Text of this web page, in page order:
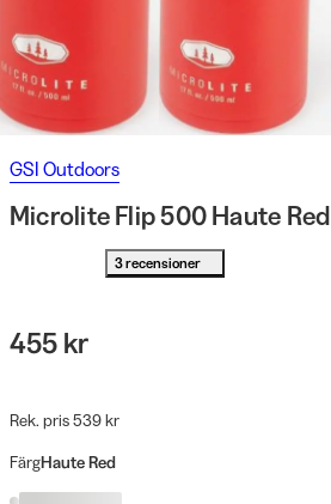
GSI Outdoors
Microlite Flip 500 Haute Red
3 recensioner
455 kr
Rek. pris 539 kr
FärgHaute Red